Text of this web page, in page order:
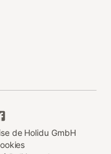
de Holidu GmbH